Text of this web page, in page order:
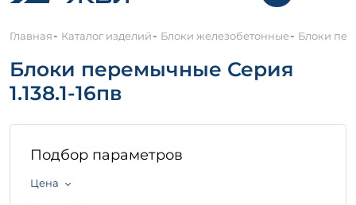
Главная- Каталог изделий- Блоки железобетонные- Блоки
Блоки перемычные Серия
1.138.1-16пв
Подбор параметров
Цена